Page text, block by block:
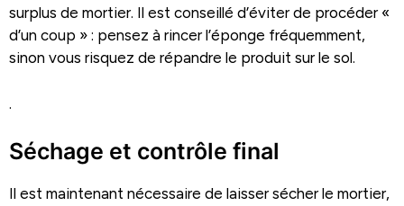
surplus de mortier. Il est conseillé d’éviter de procéder «
d’un coup » : pensez à rincer l’éponge fréquemment,
sinon vous risquez de répandre le produit sur le sol.
.
Séchage et contrôle final
Il est maintenant nécessaire de laisser sécher le mortier,